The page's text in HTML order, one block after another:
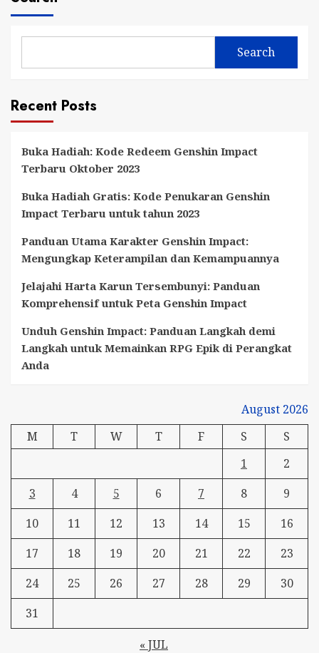
1.21.30
demi
Search
Recent Posts
Buka Hadiah: Kode Redeem Genshin Impact
Terbaru Oktober 2023
Buka Hadiah Gratis: Kode Penukaran Genshin
Impact Terbaru untuk tahun 2023
Panduan Utama Karakter Genshin Impact:
Mengungkap Keterampilan dan Kemampuannya
Jelajahi Harta Karun Tersembunyi: Panduan
Komprehensif untuk Peta Genshin Impact
Unduh Genshin Impact: Panduan Langkah demi
Langkah untuk Memainkan RPG Epik di Perangkat
Anda
August 2026
M
T W T F S
S
1
2
3
4 5 6 7 8
9
10
11 12 13 14 15
16
17
18 19 20 21 22
23
24
25 26 27 28 29
30
31
« JUL